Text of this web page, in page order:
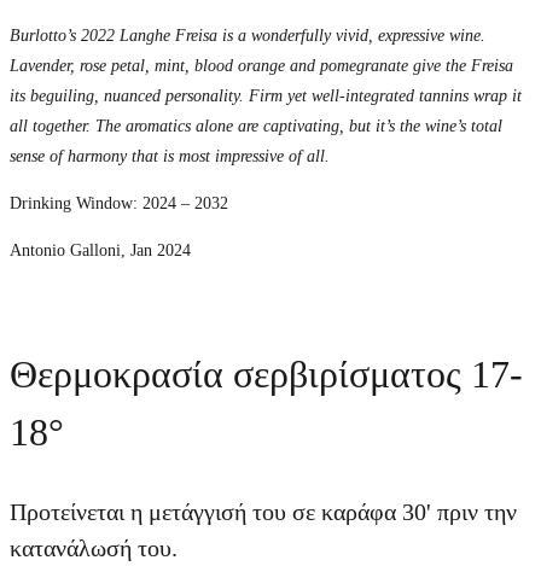
Burlotto’s 2022 Langhe Freisa is a wonderfully vivid, expressive wine.
Lavender, rose petal, mint, blood orange and pomegranate give the Freisa
its beguiling, nuanced personality. Firm yet well-integrated tannins wrap it
all together. The aromatics alone are captivating, but it’s the wine’s total
sense of harmony that is most impressive of all.
Drinking Window: 2024 – 2032
Antonio Galloni, Jan 2024
Θερμοκρασία σερβιρίσματος 17-
18°
Προτείνεται η μετάγγισή του σε καράφα 30' πριν την
κατανάλωσή του.